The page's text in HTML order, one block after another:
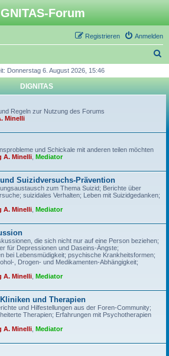
Forum
Anmelden
Registrieren
h
Donnerstag 6. August 2026, 15:46
DIGNITAS
Regeln zur Nutzung des Forums
Minelli
und Schickale mit anderen teilen möchten
A. Minelli Mediator
Suizidversuchs-Prävention
zum Thema Suizid; Berichte über
suizidales Verhalten; Leben mit Suizidgedanken;
A. Minelli Mediator
die sich nicht nur auf eine Person beziehen;
für Depressionen und Daseins-Ängste;
bei Lebensmüdigkeit; psychische Krankheitsformen;
, Drogen- und Medikamenten-Abhängigkeit;
A. Minelli Mediator
und Therapien
und Hilfestellungen aus der Foren-Community;
Therapien; Erfahrungen mit Psychotherapien
A. Minelli Mediator